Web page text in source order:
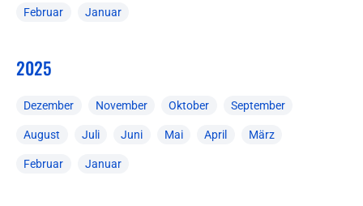
Februar Januar
2025
Dezember November Oktober September
August Juli Juni Mai April März
Februar Januar